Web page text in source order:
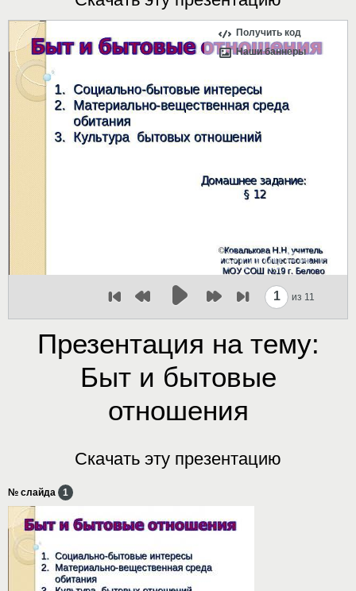
Получить код
Наши баннеры
1 из 11
Презентация на тему:
Быт и бытовые
отношения
Скачать эту презентацию
№ слайда 1